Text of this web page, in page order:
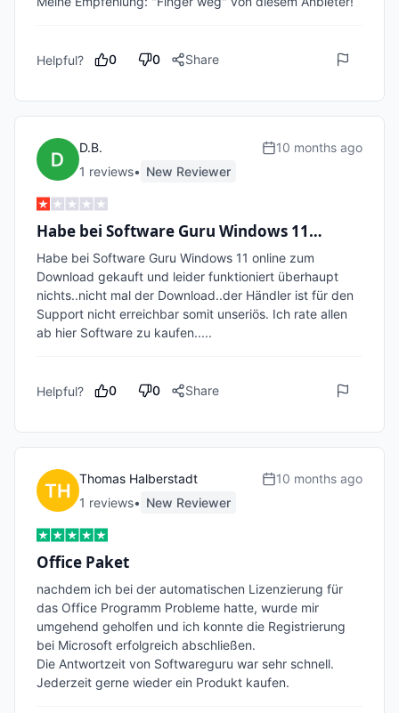
Helpful? 0 0 Share
D.B.
1 reviews• New Reviewer
10 months ago
Habe bei Software Guru Windows 11…
Habe bei Software Guru Windows 11 online zum
Download gekauft und leider funktioniert überhaupt
nichts..nicht mal der Download..der Händler ist für den
Support nicht erreichbar somit unseriös. Ich rate allen
ab hier Software zu kaufen.....
Helpful? 0 0 Share
Thomas Halberstadt
1 reviews• New Reviewer
10 months ago
Office Paket
nachdem ich bei der automatischen Lizenzierung für
das Office Programm Probleme hatte, wurde mir
umgehend geholfen und ich konnte die Registrierung
bei Microsoft erfolgreich abschließen.
Die Antwortzeit von Softwareguru war sehr schnell.
Jederzeit gerne wieder ein Produkt kaufen.